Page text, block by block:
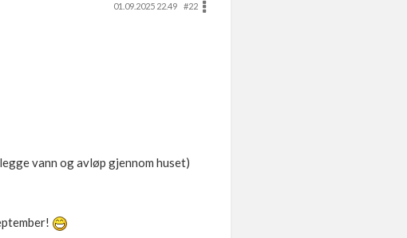
01.09.2025 22.49
#22
vann og avløp gjennom huset)